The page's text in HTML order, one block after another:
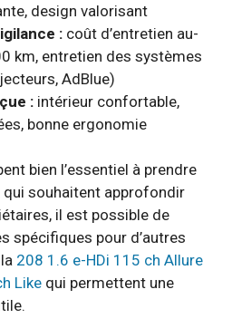
design valorisant
: coût d’entretien au-
km, entretien des systèmes
AdBlue)
: intérieur confortable,
bonne ergonomie
bien l’essentiel à prendre
qui souhaitent approfondir
il est possible de
spécifiques pour d’autres
208 1.6 e-HDi 115 ch Allure
Like qui permettent une